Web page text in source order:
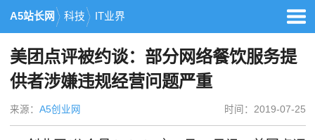
A5站长网 科技 IT业界
美团点评被约谈：部分网络餐饮服务提
供者涉嫌违规经营问题严重
来源： A5创业网 时间：2019-07-25